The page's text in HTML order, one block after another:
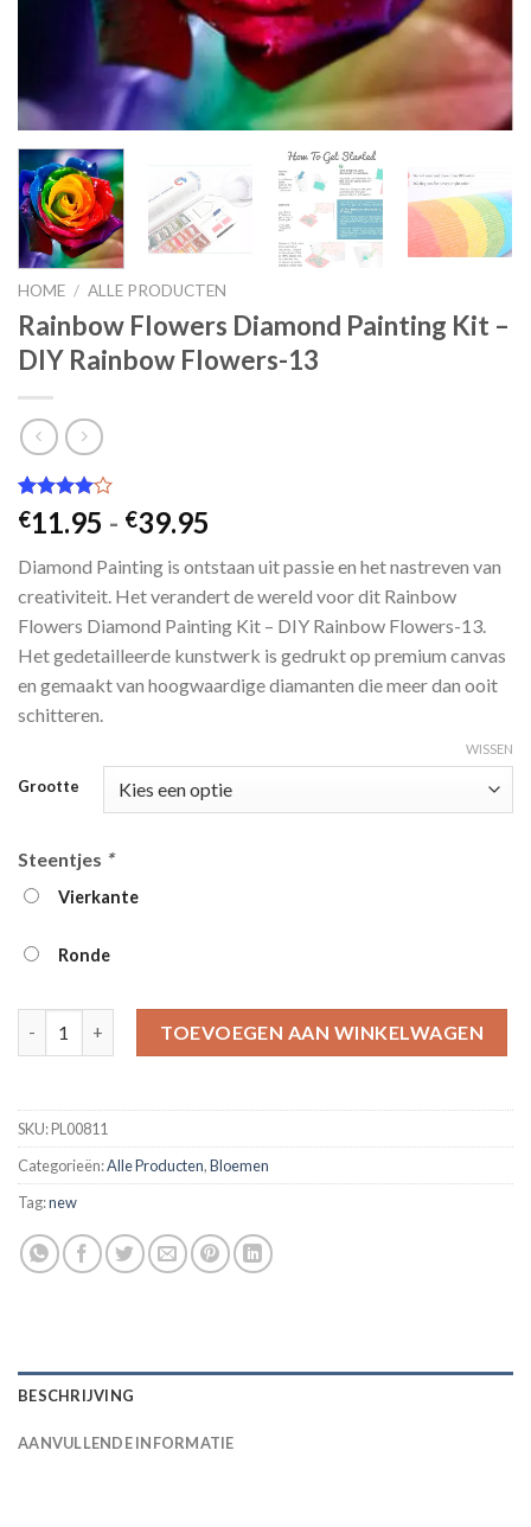
HOME / ALLE PRODUCTEN
Rainbow Flowers Diamond Painting Kit –
DIY Rainbow Flowers-13
Gewaardeerd
4.00 op
gebaseerd
2
klant
waarderingen
€11.95 - €39.95
tot
€39.95
Diamond Painting is ontstaan ​​uit passie en het nastreven van
creativiteit. Het verandert de wereld voor dit Rainbow
Flowers Diamond Painting Kit – DIY Rainbow Flowers-13.
Het gedetailleerde kunstwerk is gedrukt op premium canvas
en gemaakt van hoogwaardige diamanten die meer dan ooit
schitteren.
Grootte
WISSEN
Steentjes *
Vierkante
Ronde
TOEVOEGEN AAN WINKELWAGEN
SKU:PL00811
Categorieën:Alle Producten,Bloemen
Tag:new
BESCHRIJVING
AANVULLENDE INFORMATIE